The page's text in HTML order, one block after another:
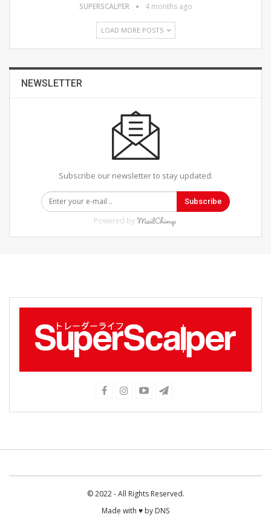
SUPERSCALPER 4 months ago
LOAD MORE POSTS
NEWSLETTER
Subscribe our newsletter to stay updated.
Subscribe
Powered by
© 2022 - All Rights Reserved.
Made with ♥ by DNS